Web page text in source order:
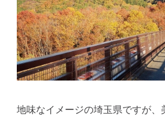
地味なイメージの埼玉県ですが、